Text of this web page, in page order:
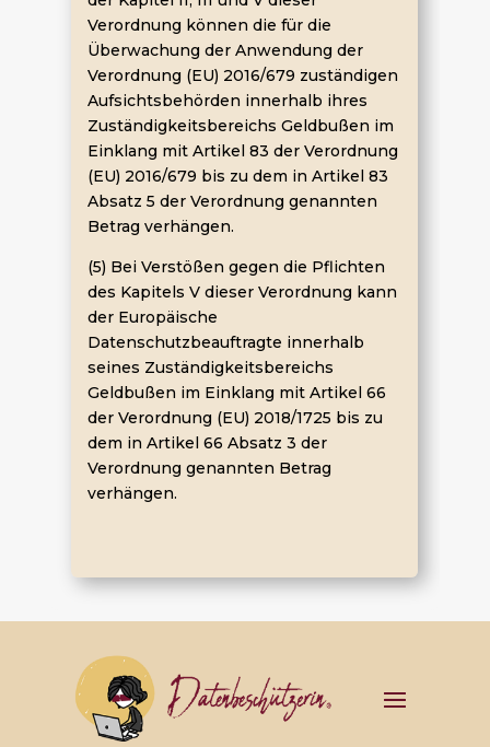
Verordnung können die für die
Überwachung der Anwendung der
Verordnung (EU) 2016/679 zuständigen
Aufsichtsbehörden innerhalb ihres
Zuständigkeitsbereichs Geldbußen im
Einklang mit Artikel 83 der Verordnung
(EU) 2016/679 bis zu dem in Artikel 83
Absatz 5 der Verordnung genannten
Betrag verhängen.
(5) Bei Verstößen gegen die Pflichten
des Kapitels V dieser Verordnung kann
der Europäische
Datenschutzbeauftragte innerhalb
seines Zuständigkeitsbereichs
Geldbußen im Einklang mit Artikel 66
der Verordnung (EU) 2018/1725 bis zu
dem in Artikel 66 Absatz 3 der
Verordnung genannten Betrag
verhängen.